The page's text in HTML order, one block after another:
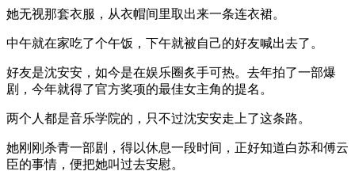
她无视那套衣服，从衣帽间里取出来一条连衣裙。
中午就在家吃了个午饭，下午就被自己的好友喊出去了。
好友是沈安安，如今是在娱乐圈炙手可热。去年拍了一部爆
剧，今年就得了官方奖项的最佳女主角的提名。
两个人都是音乐学院的，只不过沈安安走上了这条路。
她刚刚杀青一部剧，得以休息一段时间，正好知道白苏和傅云
臣的事情，便把她叫过去安慰。